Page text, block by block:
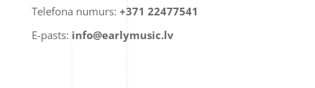
Telefona numurs: +371 22477541
E-pasts: info@earlymusic.lv